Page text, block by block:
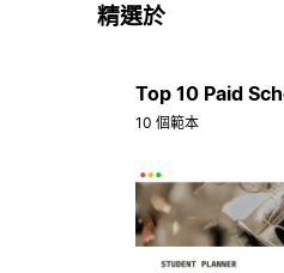
精選於
Top 10 Paid
10 個範本